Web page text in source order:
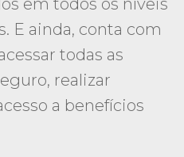
em todos os níveis
E ainda, conta com
todas as
realizar
a benefícios